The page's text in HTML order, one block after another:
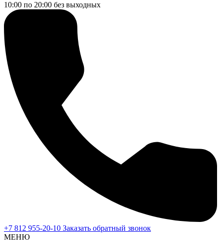
10:00 по 20:00 без выходных
+7 812 955-20-10 Заказать обратный звонок
МЕНЮ